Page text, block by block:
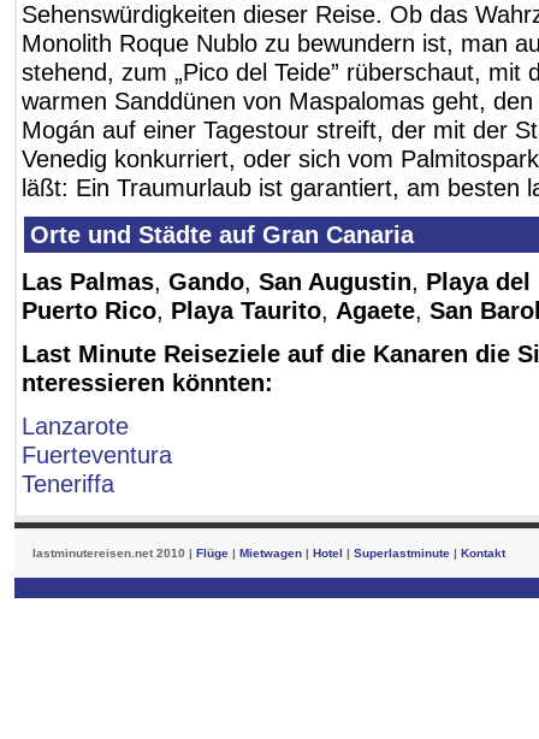
Sehenswürdigkeiten dieser Reise. Ob das
Monolith Roque Nublo zu bewundern ist, man
stehend, zum „Pico del Teide” rüberschaut, mit
warmen Sanddünen von Maspalomas geht,
Mogán auf einer Tagestour streift, der mit der
Venedig konkurriert, oder sich vom
läßt: Ein Traumurlaub ist garantiert, am besten
Orte und Städte auf Gran Canaria
Las Palmas, Gando, San Augustin, Playa del
Puerto Rico, Playa Taurito, Agaete, San
Last Minute Reiseziele auf die Kanaren die
nteressieren könnten:
Lanzarote
Fuerteventura
Teneriffa
lastminutereisen.net 2010 | Flüge | Mietwagen | Hotel | Superlastminute | Kontakt